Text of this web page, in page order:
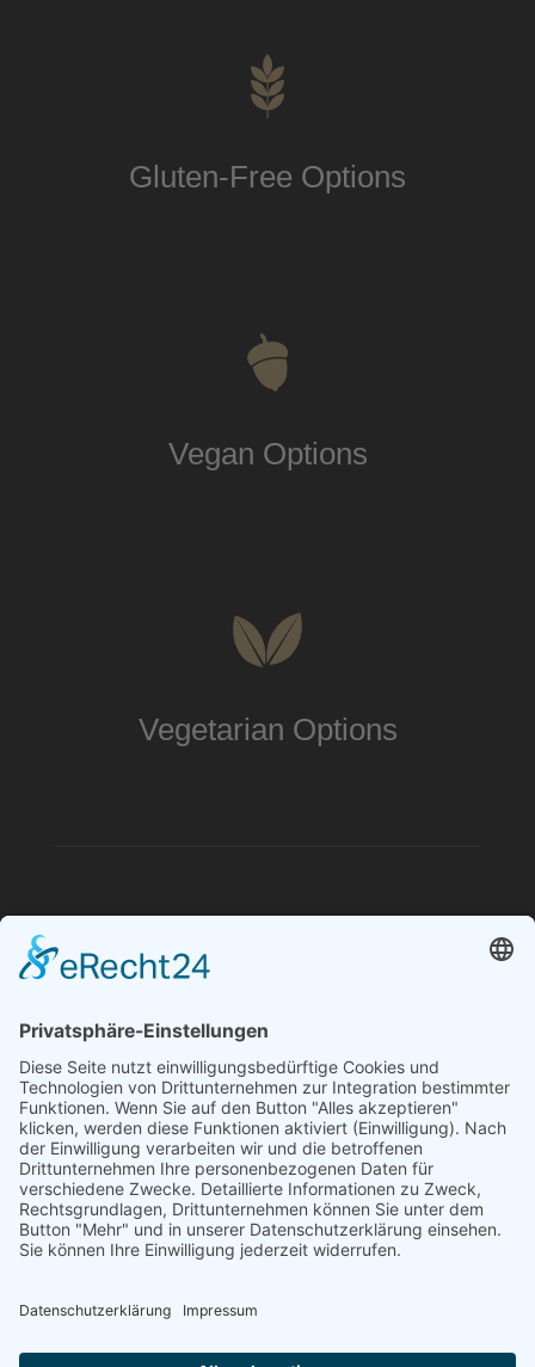
Gluten-Free Options
Vegan Options
Vegetarian Options
Quam eu proin sit massa condimentum.
Volutpat non pulvinar
aliquet nunc. Quam eu proin sit massa
condimentum.